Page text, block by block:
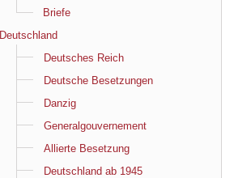
Briefe
Deutschland
Deutsches Reich
Deutsche Besetzungen
Danzig
Generalgouvernement
Allierte Besetzung
Deutschland ab 1945